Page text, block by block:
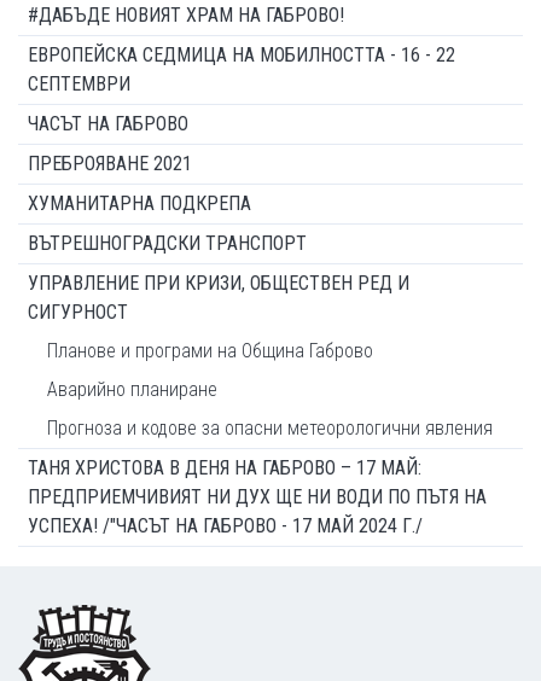
#ДАБЪДЕ НОВИЯТ ХРАМ НА ГАБРОВО!
ЕВРОПЕЙСКА СЕДМИЦА НА МОБИЛНОСТТА - 16 - 22
СЕПТЕМВРИ
ЧАСЪТ НА ГАБРОВО
ПРЕБРОЯВАНЕ 2021
ХУМАНИТАРНА ПОДКРЕПА
ВЪТРЕШНОГРАДСКИ ТРАНСПОРТ
УПРАВЛЕНИЕ ПРИ КРИЗИ, ОБЩЕСТВЕН РЕД И
СИГУРНОСТ
Планове и програми на Община Габрово
Аварийно планиране
Прогноза и кодове за опасни метеорологични явления
ТАНЯ ХРИСТОВА В ДЕНЯ НА ГАБРОВО – 17 МАЙ:
ПРЕДПРИЕМЧИВИЯТ НИ ДУХ ЩЕ НИ ВОДИ ПО ПЪТЯ НА
УСПЕХА! /"ЧАСЪТ НА ГАБРОВО - 17 МАЙ 2024 Г./
Footer